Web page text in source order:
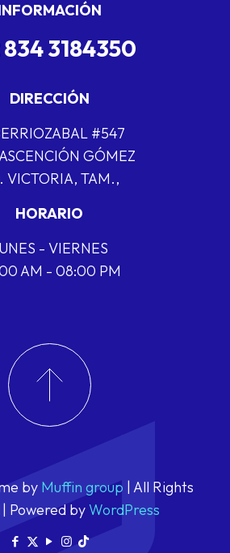
834 3184350
DIRECCIÓN
#547
GÓMEZ
VICTORIA, TAM.,
HORARIO
- VIERNES
AM - 08:00 PM
by Muffin group | All Rights
Powered byWordPress